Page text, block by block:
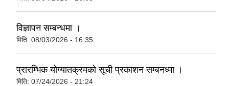
विज्ञापन सम्बन्धमा ।
मिति: 08/03/2026 - 16:35
प्रारम्भिक योग्यातक्रमको सूची प्रकाशन सम्बनध्मा ।
मिति: 07/24/2026 - 21:24